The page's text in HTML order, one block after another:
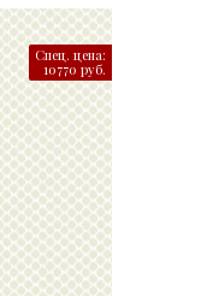
Спец. цена:
10770 руб.